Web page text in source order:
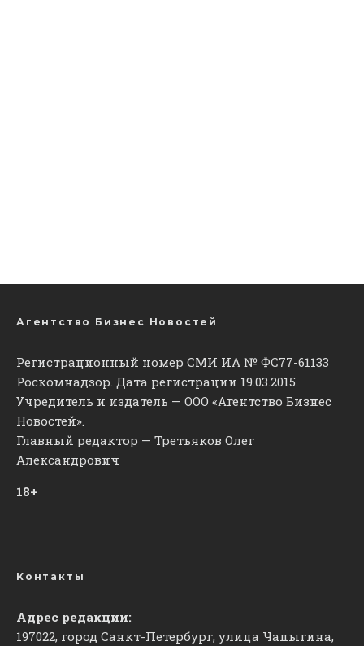
Агентство Бизнес Новостей
Регистрационный номер СМИ ИА № ФС77-61133
Роскомнадзор. Дата регистрации 19.03.2015.
Учредитель и издатель — ООО «Агентство Бизнес
Новостей».
Главный редактор — Третьяков Олег
Александрович
18+
Контакты
Адрес редакции:
197022, город Санкт-Петербург, улица Чапыгина,